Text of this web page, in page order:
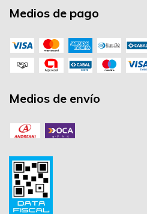
Medios de pago
Medios de envío